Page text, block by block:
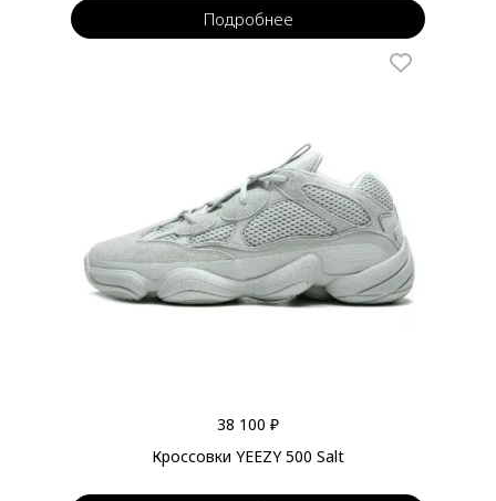
Подробнее
38 100 ₽
Кроссовки YEEZY 500 Salt